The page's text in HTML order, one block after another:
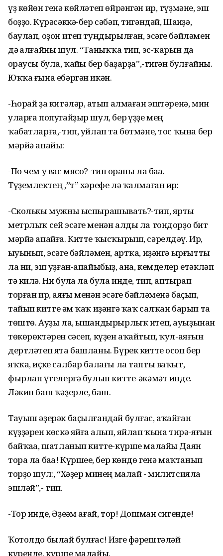
үҙ көйөн генә көйләтеп өйрәнгән ир, түҙмәне, эш
боҙҙо. Күрәсәккә-бер сәбәп, тигәндәй, Шаһиҙә,
баулап, оҙон итеп туңдырылған, эсәге бәйләмен
дә һалғайны шул. “Танһыҡҡа тип, эс-ҡарын да
һораусы була, ҡайһы бер баҙарҙа”,-тигән булғайны.
Юҡҡа ғына ебәргән икән.
-Һорай ҙа китәләр, һатып алмаған эштәренә, мин
уларға попугайҙыр шул, бер һүҙҙе мең
ҡабатларға,-тип, уйлап та бөтмәне, тос ҡына бер
мәрйә апайы:
-По чем у вас мясо?-тип һораны ла баһа.
Түҙемлектең ,”т” хәрефе лә ҡалмаған ир:
-Сколькы мужны ыспырашывать?-тип, ярты
метрлыҡ сей эсәге менән алды ла тондорҙо бит
мәрйә апайға. Китте ҡысҡырыш, сәрелдәү. Ир,
һыуынып, эсәге бәйләмен, артҡа, иҙәнгә ырғытты
ла ни, эш уҙған-апайыбыҙ, ана, кемделер етәкләп
тә килә. Ни булһа ла була инде, тип, аптырап
торған ир, аяғы менән эсәге бәйләменә баҫып,
тайып китте һәм ҡаҡ иҙәнгә ҡаҡ салҡан барып та
төштө. Ауҙы ла, ышандырырлыҡ итеп, ауыҙынан
төкөрөктәрен сәсеп, күҙен аҡайтып, ҡул-аяғын
дертләтеп ята башланы. Бүрек китте осоп бер
яҡҡа, иҫке салбар балағы ла тапты ваҡыт,
фырлап һүтелергә булып китте-әкәмәт инде.
Ләкин баш ҡәҙерле, баш.
Тауыш әҙерәк баҫылғандай булғас, аҡайған
күҙҙәрен көскә яйға һалып, яйлап ҡына тирә-яғын
байҡаһа, шатланып китте-күрше малайы Даян
тора ла баһа! Күршеһе, бер көндө генә маҡтанып
торҙо шул:, “Хәҙер минең малай - милитсияла
эшләй”,- тип.
-Тор инде, Әҙеһәм ағай, тор! Дошман сигенде!
Ҡотолдо былай булғас! Изге фәрештәләй
күренде, күрше малайы.